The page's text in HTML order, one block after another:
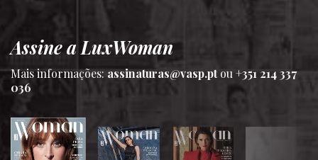
Assine a LuxWoman
Mais informações:assinaturas@vasp.ptou +351 214 337
036